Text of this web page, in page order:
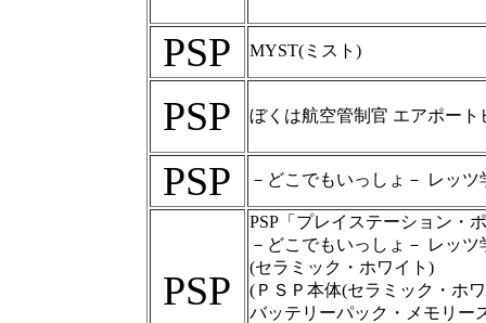
PSP MYST(ミスト)
PSP ぼくは航空管制官 エアポート
PSP －どこでもいっしょ－ レッツ
PSP
PSP「プレイステーション・
－どこでもいっしょ－ レッ
(セラミック・ホワイト)
(ＰＳＰ本体(セラミック・ホ
バッテリーパック・メモリー